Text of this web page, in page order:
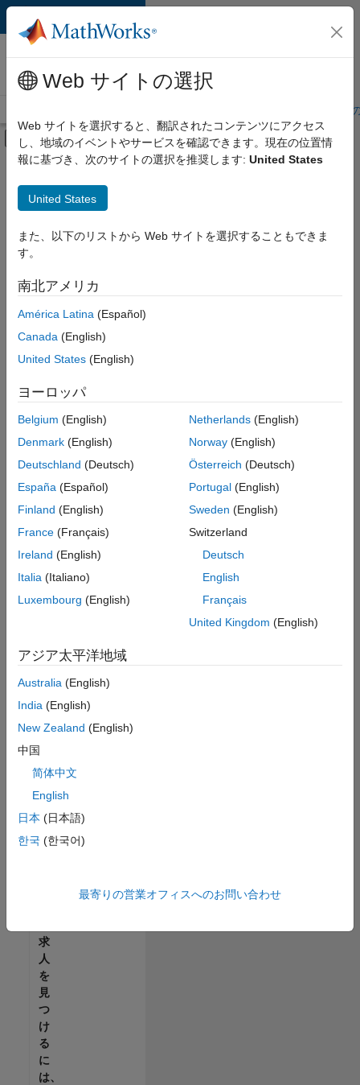
コンテンツへスキップ
MathWorks 採用
情報
学生・キャリア初期
オフキャンバス ナビゲーション メ
メインコンテンツ
絞り込み条件
企業向けセールス
カスタマー サポート
インサイド セールス
マーケティング コミュニケーション
人事
選
し
人
の
保
存
一
部
人
情
は
翻
れ
い
ま
せ
ご
希
望
地
域
求
人
を
見
つ
け
る
に
は、
Web サイトの選択
Web サイトを選択すると、翻訳されたコンテンツにアクセス
し、地域のイベントやサービスを確認できます。現在の位置情
報に基づき、次のサイトの選択を推奨します: United States
United States
また、以下のリストから Web サイトを選択することもできま
す。
南北アメリカ
América Latina (Español)
Canada (English)
United States (English)
ヨーロッパ
Belgium (English)
Denmark (English)
Deutschland (Deutsch)
España (Español)
Finland (English)
France (Français)
Ireland (English)
Italia (Italiano)
Luxembourg (English)
Netherlands(English)
Norway(English)
Österreich (Deutsch)
Portugal(English)
Sweden (English)
Switzerland
Deutsch
English
Français
United Kingdom (English)
アジア太平洋地域
Australia (English)
India (English)
New Zealand (English)
中国
简体中文
English
日本 (日本語)
한국 (한국어)
最寄りの営業オフィスへのお問い合わせ